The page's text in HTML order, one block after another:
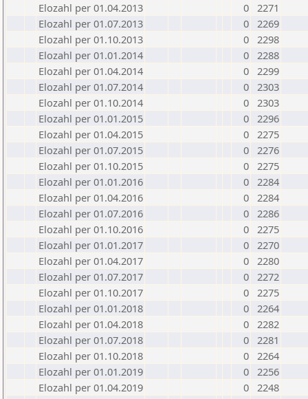
Elozahl per 01.04.2013
0 2271
Elozahl per 01.07.2013
0 2269
Elozahl per 01.10.2013
0 2298
Elozahl per 01.01.2014
0 2288
Elozahl per 01.04.2014
0 2299
Elozahl per 01.07.2014
0 2303
Elozahl per 01.10.2014
0 2303
Elozahl per 01.01.2015
0 2296
Elozahl per 01.04.2015
0 2275
Elozahl per 01.07.2015
0 2276
Elozahl per 01.10.2015
0 2275
Elozahl per 01.01.2016
0 2284
Elozahl per 01.04.2016
0 2284
Elozahl per 01.07.2016
0 2286
Elozahl per 01.10.2016
0 2275
Elozahl per 01.01.2017
0 2270
Elozahl per 01.04.2017
0 2280
Elozahl per 01.07.2017
0 2272
Elozahl per 01.10.2017
0 2275
Elozahl per 01.01.2018
0 2264
Elozahl per 01.04.2018
0 2282
Elozahl per 01.07.2018
0 2281
Elozahl per 01.10.2018
0 2264
Elozahl per 01.01.2019
0 2256
Elozahl per 01.04.2019
0 2248